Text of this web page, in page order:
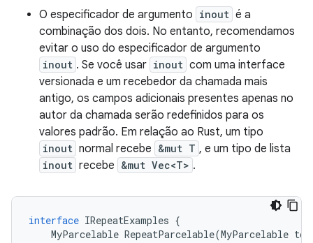
O especificador de argumento inout é a
combinação dos dois. No entanto, recomendamos
evitar o uso do especificador de argumento
inout . Se você usar inout com uma interface
versionada e um recebedor da chamada mais
antigo, os campos adicionais presentes apenas no
autor da chamada serão redefinidos para os
valores padrão. Em relação ao Rust, um tipo
inout normal recebe &mut T , e um tipo de lista
inout recebe &mut Vec<T> .
interface IRepeatExamples {
MyParcelable RepeatParcelable(MyParcelable